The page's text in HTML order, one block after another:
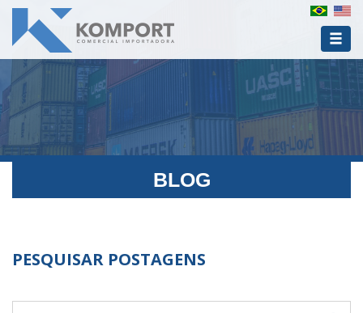
BLOG
PESQUISAR POSTAGENS